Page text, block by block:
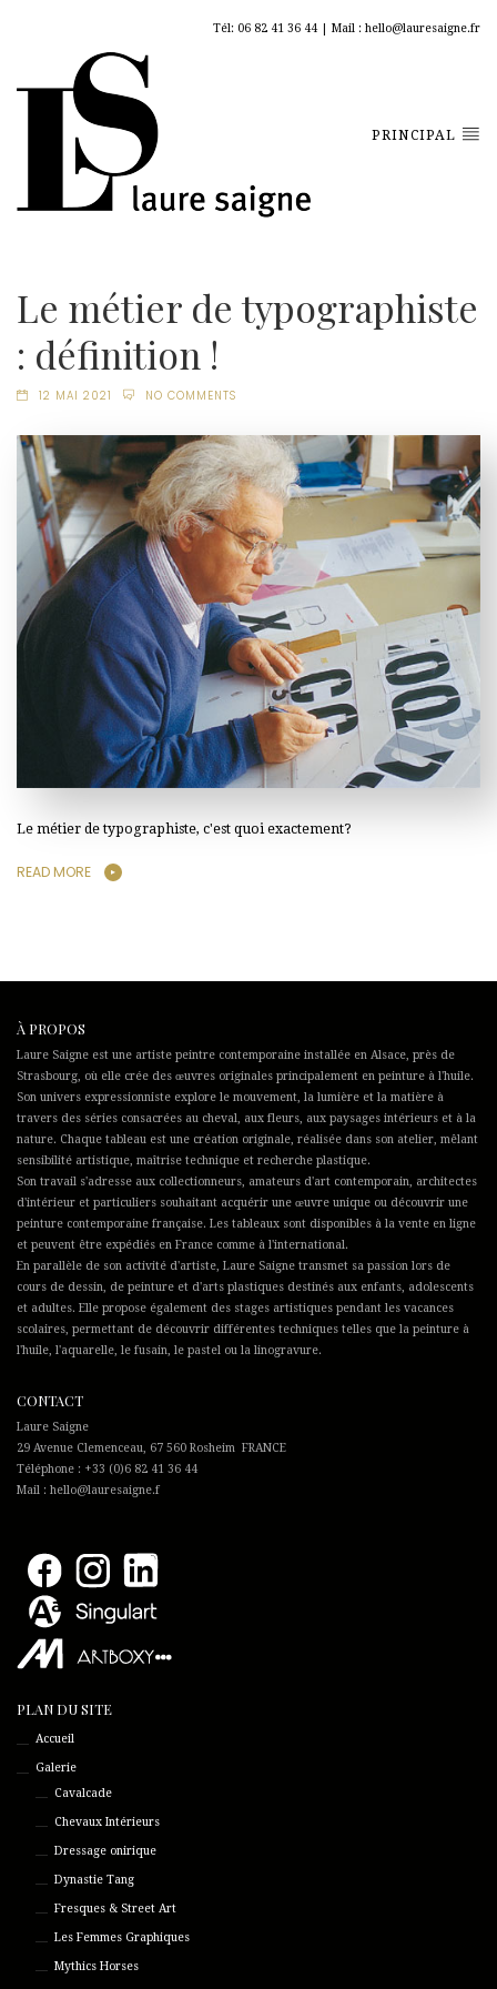
Tél: 06 82 41 36 44 | Mail : hello@lauresaigne.fr
PRINCIPAL
Le métier de typographiste
: définition !
12 MAI 2021 NO COMMENTS
Le métier de typographiste, c'est quoi exactement?
READ MORE
À PROPOS
Laure Saigne est une artiste peintre contemporaine installée en Alsace, près de
Strasbourg, où elle crée des œuvres originales principalement en peinture à l'huile.
Son univers expressionniste explore le mouvement, la lumière et la matière à
travers des séries consacrées au cheval, aux fleurs, aux paysages intérieurs et à la
nature. Chaque tableau est une création originale, réalisée dans son atelier, mêlant
sensibilité artistique, maîtrise technique et recherche plastique.
Son travail s'adresse aux collectionneurs, amateurs d'art contemporain, architectes
d'intérieur et particuliers souhaitant acquérir une œuvre unique ou découvrir une
peinture contemporaine française. Les tableaux sont disponibles à la vente en ligne
et peuvent être expédiés en France comme à l'international.
En parallèle de son activité d'artiste, Laure Saigne transmet sa passion lors de
cours de dessin, de peinture et d'arts plastiques destinés aux enfants, adolescents
et adultes. Elle propose également des stages artistiques pendant les vacances
scolaires, permettant de découvrir différentes techniques telles que la peinture à
l'huile, l'aquarelle, le fusain, le pastel ou la linogravure.
CONTACT
Laure Saigne
29 Avenue Clemenceau, 67 560 Rosheim FRANCE
Téléphone : +33 (0)6 82 41 36 44
Mail : hello@lauresaigne.f
PLAN DU SITE
Accueil
Galerie
Cavalcade
Chevaux Intérieurs
Dressage onirique
Dynastie Tang
Fresques & Street Art
Les Femmes Graphiques
Mythics Horses